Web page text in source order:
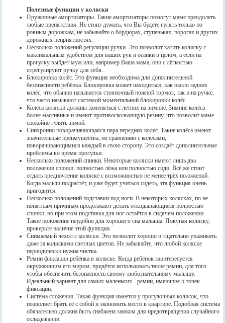
Полезные функции у коляски
Пружинные амортизаторы. Такие амортизаторы помогут маме преодолеть
любые препятствия. Не стоит думать, что Вы будете гулять только по
ровным дорожкам, не забывайте о бордюрах, ступеньках, порогах и других
дорожных неприятностях.
Несколько положений регуляции ручки. Это позволит катить коляску с
максимальным удобством для ваших рук и осанки в целом, а если на
прогулку выйдет муж или, например Ваша мама, они с лёгкостью
отрегулируют ручку для себя.
Блокировка колёс. Это функция необходима для дополнительной
безопасности ребёнка. Блокировка может находиться, как около задних
колёс, что обычно называется стояночный ножной тормоз, так и на ручке,
что часто называют системой моментальной блокировки колёс.
Колёса коляски должны заменяться с летних на зимние. Зимние колёса
более массивные и имеют противоскользящую резину, что позволит маме
спокойно гулять зимой.
Синхронно поворачивающаяся пара передних колес. Такие колёса имеют
значительные преимущества, по сравнению с колесами,
поворачивающимися каждый в свою сторону. Это создаёт дополнительные
проблемы во время прогулки.
Несколько положений спинки. Некоторые коляски имеют лишь два
положения спинки: полностью лёжа или полностью сидя. Всё же стоит
отдать предпочтение коляске с возможностью не менее трёх положений.
Когда малыш подрастёт, и уже будет учиться сидеть, эта функция очень
пригодится.
Несколько положений подставки под ноги. В некоторых колясках, по не
понятным причинам продолжают делать откидывающиеся полностью
спинки, но при этом подставка для ног остаётся в сидячем положении.
Такое положение неудобно для хорошего сна малыша. Покупая коляску,
проверьте наличие этой функции.
Снимаемый чехол с коляски. Это позволит хорошо и тщательно ухаживать
даже за колясками светлых цветов. Не забывайте, что любой коляске
периодически нужна чистка.
Ремни фиксации ребёнка в коляске. Когда ребёнок заинтересуется
окружающим его миром, придётся использовать такие ремни, для того
чтобы обеспечить безопасность своему любознательному малышу.
Идеальный вариант для самых маленьких - ремни, имеющие 5 точек
фиксации.
Система сложения. Такая функция имеется у прогулочных колясок, что
позволяет брать её с собой и экономить место в квартире. Подобная система
обязательно должна быть снабжена замком для предотвращения случайного
складывания.